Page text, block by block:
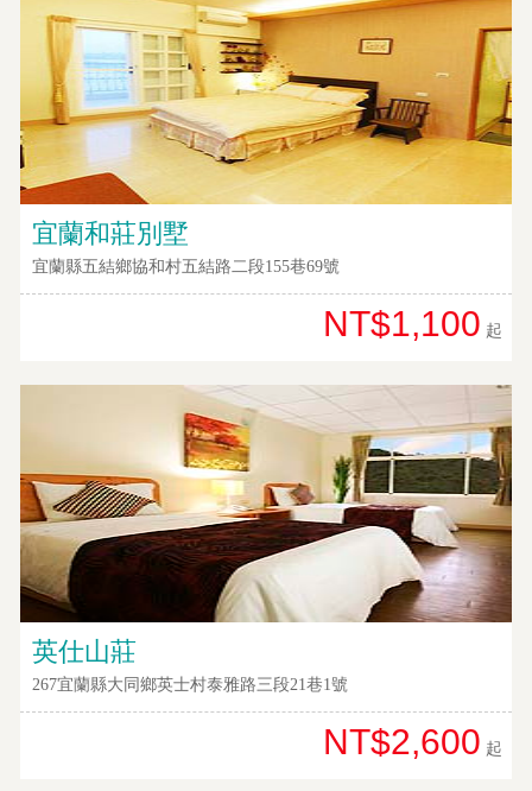
宜蘭和莊別墅
宜蘭縣五結鄉協和村五結路二段155巷69號
NT$1,100 起
英仕山莊
267宜蘭縣大同鄉英士村泰雅路三段21巷1號
NT$2,600 起